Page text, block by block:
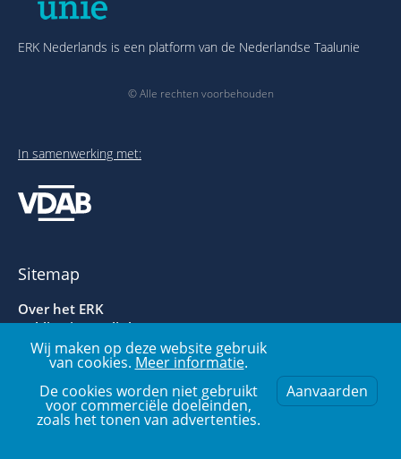
ERK Nederlands is een platform van de Nederlandse Taalunie
© Alle rechten voorbehouden
In samenwerking met:
Sitemap
Over het ERK
Publicaties en links
Voorbeelden- en oefenbank
Over deze website
Wij maken op deze website gebruik
van cookies. Meer informatie.
De cookies worden niet gebruikt
voor commerciële doeleinden,
zoals het tonen van advertenties.
Aanvaarden